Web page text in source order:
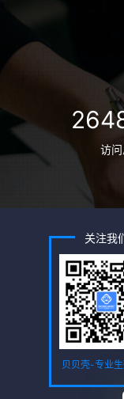
访
关注我
贝贝壳-专业
服务